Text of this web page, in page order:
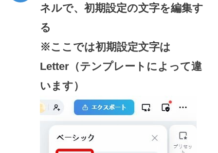
ネルで、初期設定の文字を編集す
る
※ここでは初期設定文字は
Letter（テンプレートによって違
います）